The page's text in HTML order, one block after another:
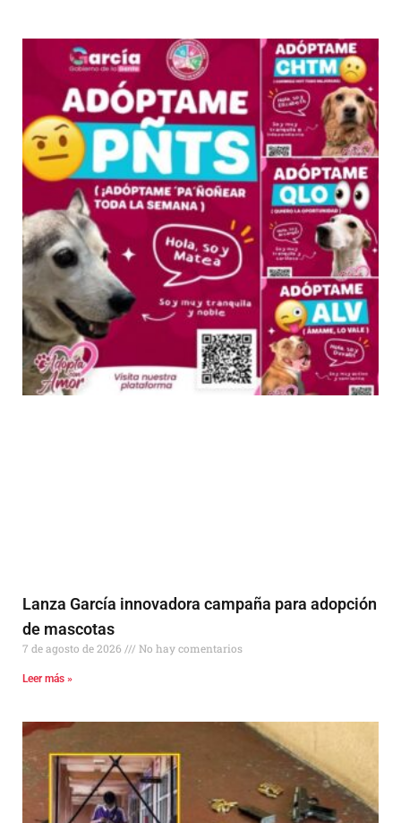
Lanza García innovadora campaña para adopción
de mascotas
7 de agosto de 2026 No hay comentarios
Leer más »